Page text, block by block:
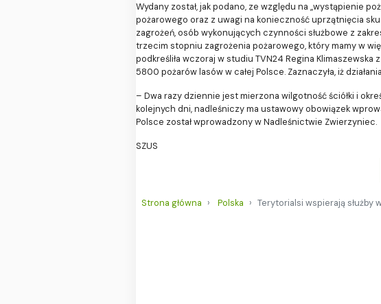
Wydany został, jak podano, ze względu na „wystąpienie
pożarowego oraz z uwagi na konieczność uprzątnięcia
zagrożeń, osób wykonujących czynności służbowe z
trzecim stopniu zagrożenia pożarowego, który mamy w
podkreśliła wczoraj w studiu TVN24 Regina Klimaszewska
5800 pożarów lasów w całej Polsce. Zaznaczyła, iż
– Dwa razy dziennie jest mierzona wilgotność ściółki i
kolejnych dni, nadleśniczy ma ustawowy obowiązek
Polsce został wprowadzony w Nadleśnictwie Zwierzyniec.
SZUS
Strona główna Polska Terytorialsi wspierają służby